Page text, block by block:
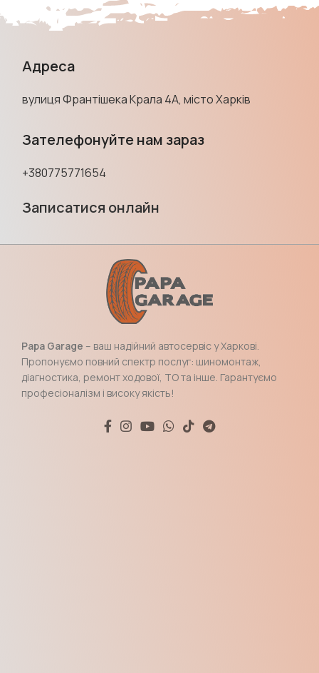
Адреса
вулиця Франтішека Крала 4А, місто Харків
Зателефонуйте нам зараз
+380775771654
Записатися онлайн
Papa Garage – ваш надійний автосервіс у Харкові.
Пропонуємо повний спектр послуг: шиномонтаж,
діагностика, ремонт ходової, ТО та інше. Гарантуємо
професіоналізм і високу якість!